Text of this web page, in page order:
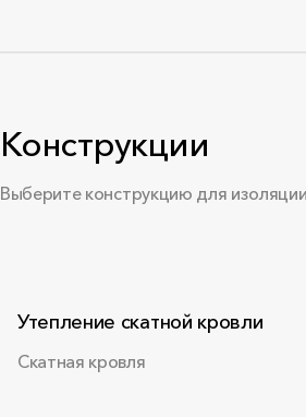
Конструкции
Выберите конструкцию для изоляции
Утепление скатной кровли
Скатная кровля